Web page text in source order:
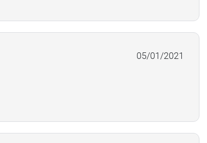
05/01/2021